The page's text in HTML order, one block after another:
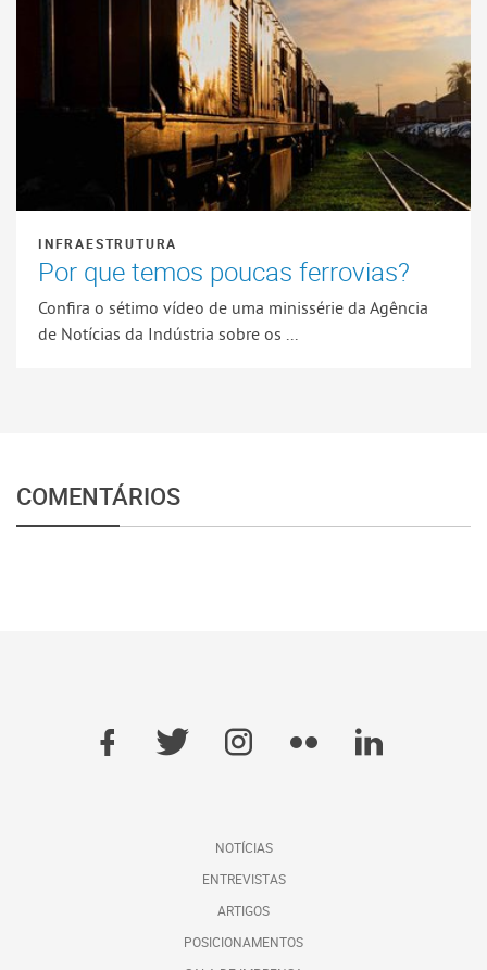
INFRAESTRUTURA
Por que temos poucas ferrovias?
Confira o sétimo vídeo de uma minissérie da Agência
de Notícias da Indústria sobre os ...
COMENTÁRIOS
NOTÍCIAS
ENTREVISTAS
ARTIGOS
POSICIONAMENTOS